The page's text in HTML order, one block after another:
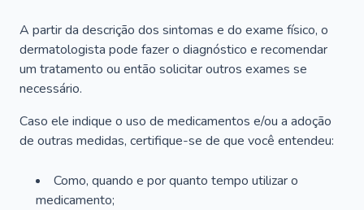
A partir da descrição dos sintomas e do exame físico, o
dermatologista pode fazer o diagnóstico e recomendar
um tratamento ou então solicitar outros exames se
necessário.
Caso ele indique o uso de medicamentos e/ou a adoção
de outras medidas, certifique-se de que você entendeu:
Como, quando e por quanto tempo utilizar o
medicamento;